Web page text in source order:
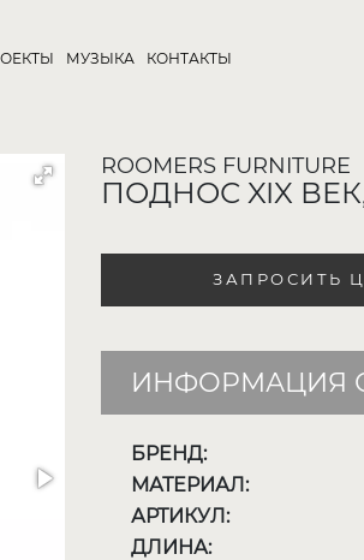
МУЗЫКА КОНТАКТЫ
ROOMERS FURNITURE
ПОДНОС XIX
ЗАПРОСИТЬ
ИНФОРМАЦИЯ
БРЕНД:
МАТЕРИАЛ:
АРТИКУЛ:
ДЛИНА: